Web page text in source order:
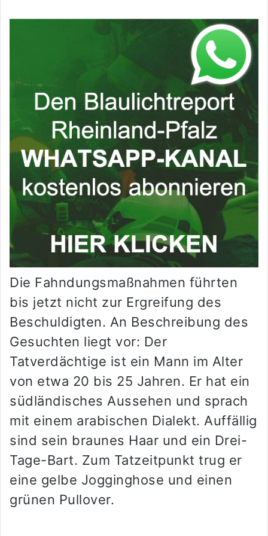
Die Fahndungsmaßnahmen führten
bis jetzt nicht zur Ergreifung des
Beschuldigten. An Beschreibung des
Gesuchten liegt vor: Der
Tatverdächtige ist ein Mann im Alter
von etwa 20 bis 25 Jahren. Er hat ein
südländisches Aussehen und sprach
mit einem arabischen Dialekt. Auffällig
sind sein braunes Haar und ein Drei-
Tage-Bart. Zum Tatzeitpunkt trug er
eine gelbe Jogginghose und einen
grünen Pullover.